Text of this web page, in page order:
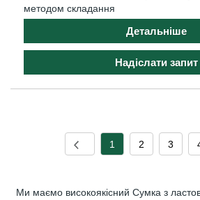
методом складання
Детальніше
Надіслати запит
1 2 3
Ми маємо високоякісний Сумка з